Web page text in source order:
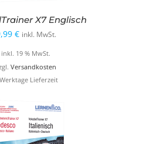
X7 Englisch
€ inkl. MwSt.
inkl. 19 % MwSt.
Versandkosten
Lieferzeit